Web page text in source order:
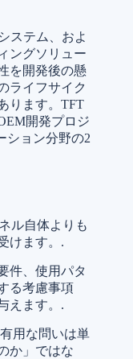
ステム、およ
ングソリュー
を開発後の懸
ライフサイク
ります。TFT
開発プロジ
ション分野の2
ル自体よりも
けます。.
件、使用パタ
る考慮事項
えます。.
用な問いは単
か」ではな